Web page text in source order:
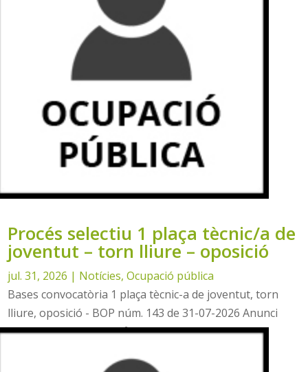
Procés selectiu 1 plaça tècnic/a de
joventut – torn lliure – oposició
jul. 31, 2026 | Notícies,Ocupació pública
Bases convocatòria 1 plaça tècnic-a de joventut, torn
lliure, oposició - BOP núm. 143 de 31-07-2026 Anunci
convocatòria - DOGV nº 10424 de 07-08-2026